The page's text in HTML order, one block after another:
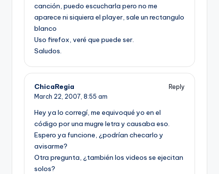
canción, puedo escucharla pero no me
aparece ni siquiera el player, sale un rectangulo
blanco
Uso firefox, veré que puede ser.
Saludos.
ChicaRegia
Reply
March 22, 2007, 8:55 am
Hey ya lo corregí­, me equivoqué yo en el
código por una mugre letra y causaba eso.
Espero ya funcione, ¿podrí­an checarlo y
avisarme?
Otra pregunta, ¿también los videos se ejecitan
solos?